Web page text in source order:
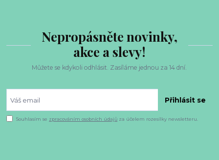
Nepropásněte novinky,
akce a slevy!
Můžete se kdykoli odhlásit. Zasíláme jednou za 14 dní.
Přihlásit se
Souhlasím se zpracováním osobních údajů za účelem rozesílky newsletteru.